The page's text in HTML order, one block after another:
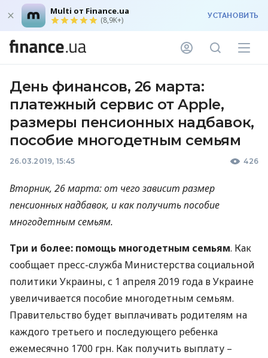
Multi от Finance.ua
(8,9K+) УСТАНОВИТЬ
День финансов, 26 марта:
платежный сервис от Apple,
размеры пенсионных надбавок,
пособие многодетным семьям
26.03.2019, 15:45 426
Вторник, 26 марта: от чего зависит размер
пенсионных надбавок, и как получить пособие
многодетным семьям.
Три и более: помощь многодетным семьям. Как
сообщает пресс-служба Министерства социальной
политики Украины, с 1 апреля 2019 года в Украине
увеличивается пособие многодетным семьям.
Правительство будет выплачивать родителям на
каждого третьего и последующего ребенка
ежемесячно 1700 грн. Как получить выплату –